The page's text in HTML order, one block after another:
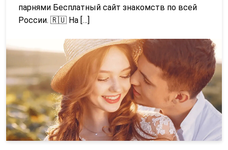
парнями Бесплатный сайт знакомств по всей
России. 🇷🇺 На […]